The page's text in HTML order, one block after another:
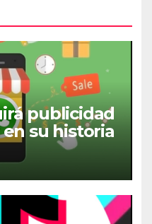
publicidad
su historia